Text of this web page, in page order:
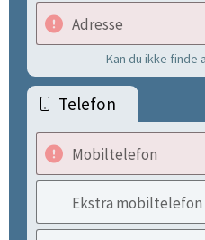
Adresse
Kan du ikke finde
Telefon
Mobiltelefon
Ekstra mobiltelefon